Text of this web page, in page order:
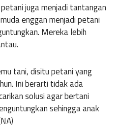
petanijugamenjadi tantangan
mudaenggan menjadi petani
. Merekalebih
.
tani,disitu petaniyang
. Ini berarti tidakada
solusiagarbertani
sehinggaanak
NA)